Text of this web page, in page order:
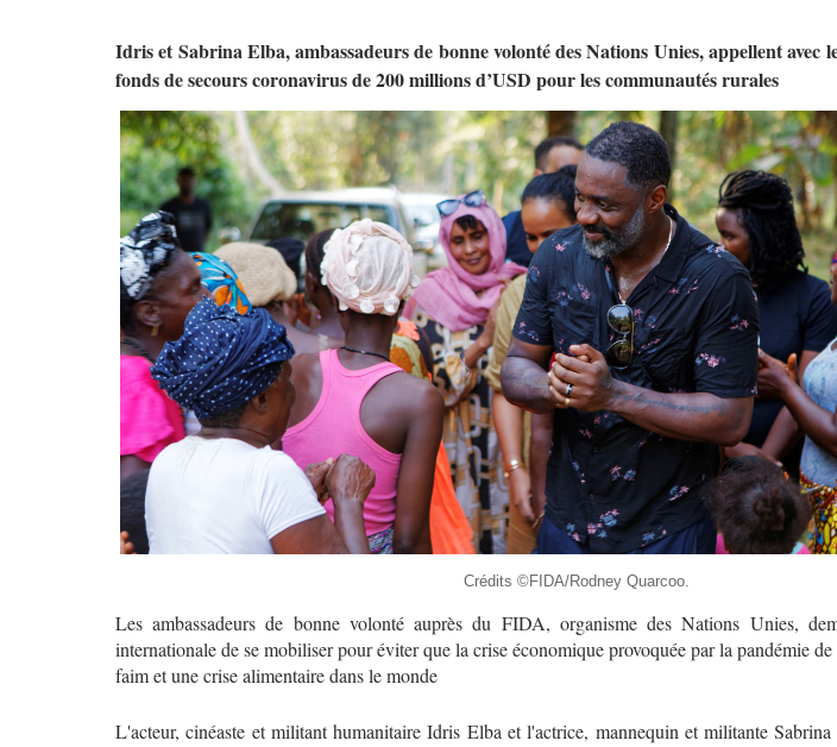
Idris et Sabrina Elba, ambassadeurs de bonne volonté des Nations Unies, appellent
fonds de secours coronavirus de 200 millions d’USD pour les communautés rurales
Crédits ©FIDA/Rodney Quarcoo.
Les ambassadeurs de bonne volonté auprès du FIDA, organisme des Nations Unies,
internationale de se mobiliser pour éviter que la crise économique provoquée par la pandémie
faim et une crise alimentaire dans le monde
L'acteur, cinéaste et militant humanitaire Idris Elba et l'actrice, mannequin et militante